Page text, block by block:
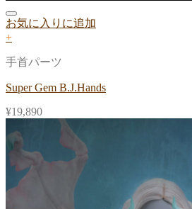
お気に入りに追加
+
手首パーツ
Super Gem B.J.Hands
¥19,890